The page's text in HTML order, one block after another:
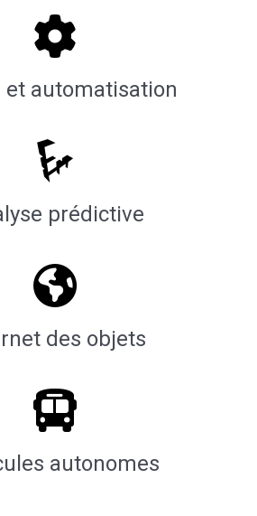
et automatisation
prédictive
des objets
autonomes